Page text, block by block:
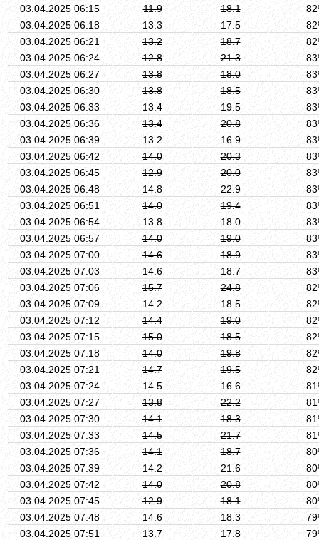
03.04.2025 06:15 11.9 18.1
03.04.2025 06:18
13.3 17.5
03.04.2025 06:21
13.2 18.7
03.04.2025 06:24
12.8 21.3
03.04.2025 06:27
13.8 18.0
03.04.2025 06:30
13.8 18.5
03.04.2025 06:33
13.4 19.5
03.04.2025 06:36
13.4 20.8
03.04.2025 06:39
13.2 16.9
03.04.2025 06:42
14.0 20.3
03.04.2025 06:45
12.9 20.0
03.04.2025 06:48
14.8 22.9
03.04.2025 06:51
14.0 19.4
03.04.2025 06:54
13.8 18.0
03.04.2025 06:57
14.0 19.0
03.04.2025 07:00
14.6 18.9
03.04.2025 07:03
14.6 18.7
03.04.2025 07:06
15.7 24.8
03.04.2025 07:09
14.2 18.5
03.04.2025 07:12
14.4 19.0
03.04.2025 07:15
15.0 18.5
03.04.2025 07:18
14.0 19.8
03.04.2025 07:21
14.7 19.5
03.04.2025 07:24
14.5 16.6
03.04.2025 07:27
13.8 22.2
03.04.2025 07:30
14.1 18.3
03.04.2025 07:33
14.5 21.7
03.04.2025 07:36
14.1 18.7
03.04.2025 07:39
14.2 21.6
03.04.2025 07:42
14.0 20.8
03.04.2025 07:45
12.9 18.1
03.04.2025 07:48
14.6 18.3
03.04.2025 07:51
13.7 17.8